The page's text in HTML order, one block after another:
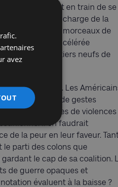
trois points est en train de se
ministre en charge de la
de vastes morceaux de
construction accélérée
en quartiers neufs de
laisse faire. Les
et de gestes
colons coupables de violences
Il en faudrait
de la peur en leur faveur.
le parti des colons que
le cap de sa coalition.
de guerre opaques et
évaluent à la baisse ?
avez